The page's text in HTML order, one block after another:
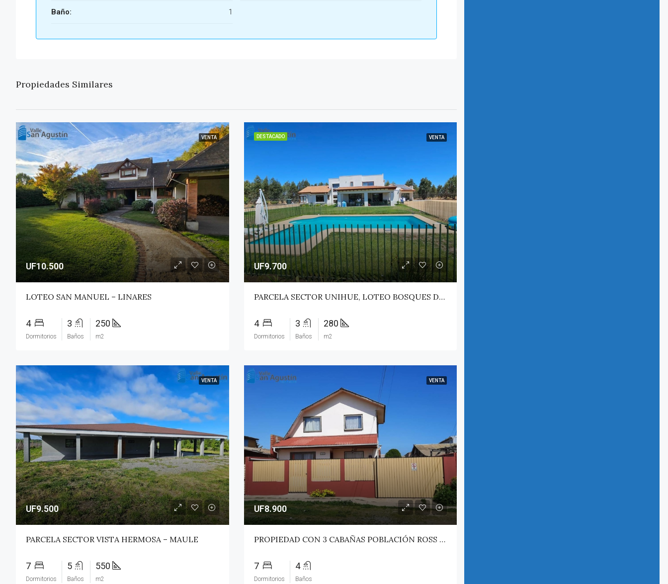
Baño: 1
Propiedades Similares
VENTA
UF10.500
LOTEO SAN MANUEL – LINARES
4
Dormitorios
3
Baños
250
m2
DESTACADO VENTA
UF9.700
PARCELA SECTOR UNIHUE, LOTEO BOSQUES DEL VALLE – MAULE
4
Dormitorios
3
Baños
280
m2
VENTA
UF9.500
PARCELA SECTOR VISTA HERMOSA – MAULE
7
Dormitorios
5
Baños
550
m2
VENTA
UF8.900
PROPIEDAD CON 3 CABAÑAS POBLACIÓN ROSS – PICHILEMU
7
Dormitorios
4
Baños